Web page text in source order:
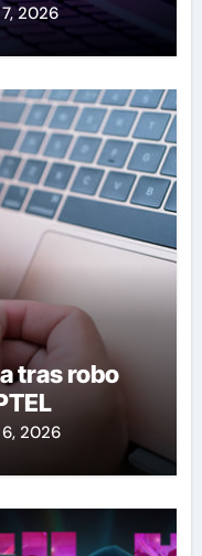
2026
tras robo
2026